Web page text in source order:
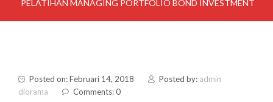
PELATIHAN MANAGING PORTFOLIO BOND INVESTMENT
Posted on: Februari 14, 2018 Posted by: admin
diorama
Comments: 0